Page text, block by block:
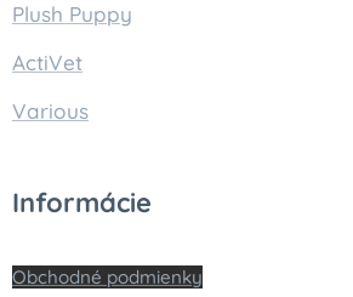
Plush Puppy
ActiVet
Various
Informácie
Obchodné podmienky